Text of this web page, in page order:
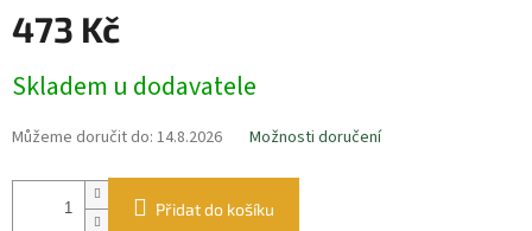
473 Kč
cena:
Skladem u dodavatele
Můžeme doručit do: 14.8.2026 Možnosti doručení
Přidat do košíku